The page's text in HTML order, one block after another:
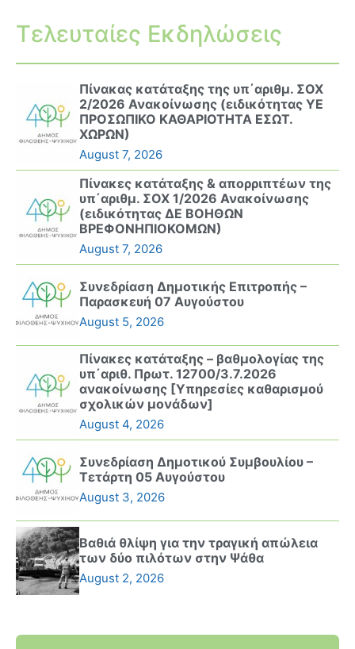
Τελευταίες Εκδηλώσεις
Πίνακας κατάταξης της υπ΄αριθμ. ΣΟΧ
2/2026 Ανακοίνωσης (ειδικότητας ΥΕ
ΠΡΟΣΩΠΙΚΟ ΚΑΘΑΡΙΟΤΗΤΑ ΕΣΩΤ.
ΧΩΡΩΝ)
August 7, 2026
Πίνακες κατάταξης & απορριπτέων της
υπ΄αριθμ. ΣΟΧ 1/2026 Ανακοίνωσης
(ειδικότητας ΔΕ ΒΟΗΘΩΝ
ΒΡΕΦΟΝΗΠΙΟΚΟΜΩΝ)
August 7, 2026
Συνεδρίαση Δημοτικής Επιτροπής –
Παρασκευή 07 Αυγούστου
August 5, 2026
Πίνακες κατάταξης – βαθμολογίας της
υπ΄αριθ. Πρωτ. 12700/3.7.2026
ανακοίνωσης [Υπηρεσίες καθαρισμού
σχολικών μονάδων]
August 4, 2026
Συνεδρίαση Δημοτικού Συμβουλίου –
Τετάρτη 05 Αυγούστου
August 3, 2026
Βαθιά θλίψη για την τραγική απώλεια
των δύο πιλότων στην Ψάθα
August 2, 2026